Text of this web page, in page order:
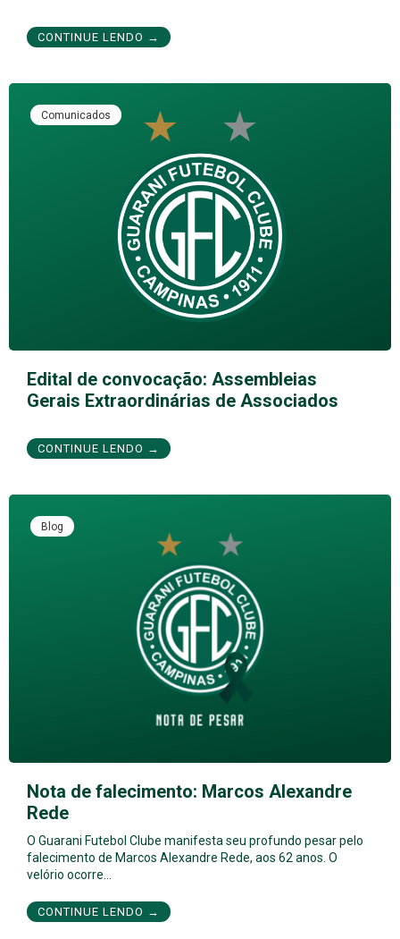
CONTINUE LENDO →
Comunicados
Edital de convocação: Assembleias
Gerais Extraordinárias de Associados
CONTINUE LENDO →
Blog
Nota de falecimento: Marcos Alexandre
Rede
O Guarani Futebol Clube manifesta seu profundo pesar pelo
falecimento de Marcos Alexandre Rede, aos 62 anos. O
velório ocorre…
CONTINUE LENDO →